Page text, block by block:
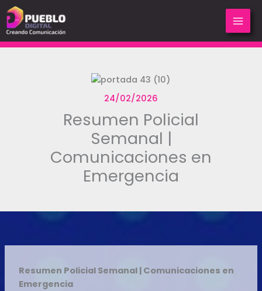
al
contenido
24/02/2026
Resumen Policial
Semanal |
Comunicaciones en
Emergencia
Resumen Policial Semanal | Comunicaciones en
Emergencia